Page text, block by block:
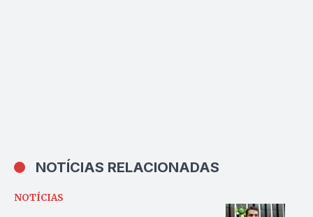
NOTÍCIAS RELACIONADAS
NOTÍCIAS